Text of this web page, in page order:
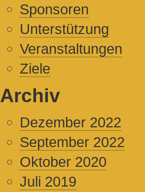
Sponsoren
Unterstützung
Veranstaltungen
Ziele
Archiv
Dezember 2022
September 2022
Oktober 2020
Juli 2019